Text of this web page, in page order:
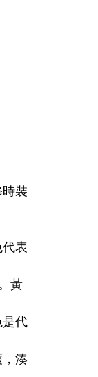
裝
表
黃
是代
湊